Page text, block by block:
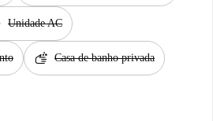
Unidade AC
soap Casa de banho privada